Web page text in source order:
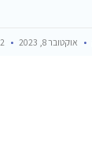
אוקטובר 8, 2023